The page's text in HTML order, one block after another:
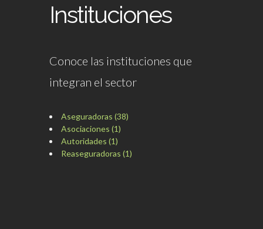
Instituciones
Conoce las instituciones que
integran el sector
Aseguradoras (38)
Asociaciones (1)
Autoridades (1)
Reaseguradoras (1)